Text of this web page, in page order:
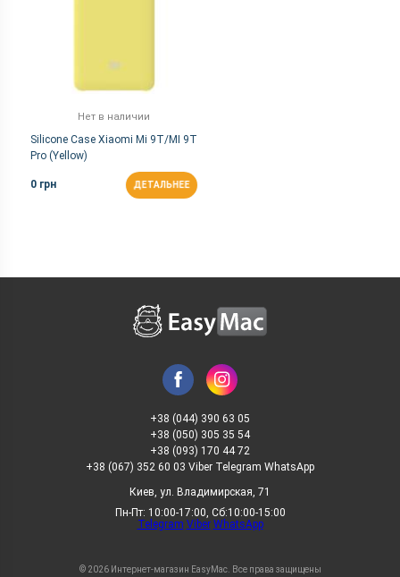
Нет в наличии
Silicone Case Xiaomi Mi 9T/MI 9T
Pro (Yellow)
0 грн ДЕТАЛЬНЕЕ
+38 (044) 390 63 05
+38 (050) 305 35 54
+38 (093) 170 44 72
+38 (067) 352 60 03 Viber Telegram WhatsApp
Киев, ул. Владимирская, 71
Пн-Пт: 10:00-17:00, Сб:10:00-15:00
Telegram Viber WhatsApp
© 2026 Интернет-магазин EasyMac. Все права защищены